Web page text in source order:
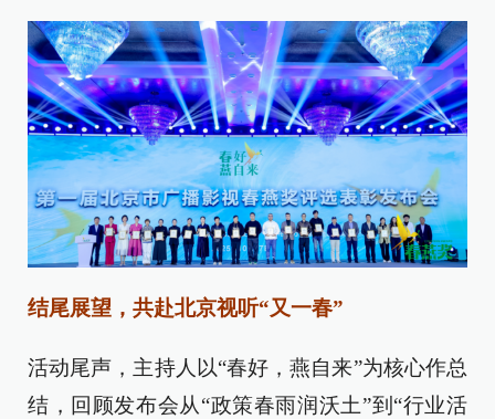
结尾展望，共赴北京视听“又一春”
活动尾声，主持人以“春好，燕自来”为核心作总
结，回顾发布会从“政策春雨润沃土”到“行业活